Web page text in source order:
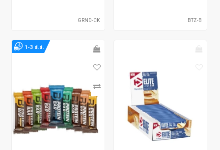
GRND-CK BTZ-B
1-3 d.d.